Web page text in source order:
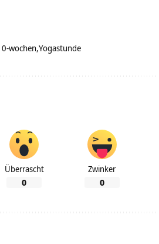
wochen Yogastunde
Überrascht
0
Zwinker
0